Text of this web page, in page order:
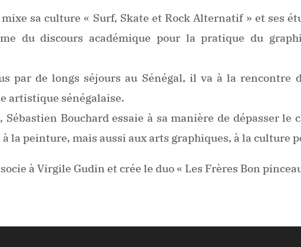
sa culture « Surf, Skate et Rock Alternatif » et ses
du discours académique pour la pratique du
par de longs séjours au Sénégal, il va à la
artistique sénégalaise.
Sébastien Bouchard essaie à sa manière de dépasser
la peinture, mais aussi aux arts graphiques, à la culture
à Virgile Gudin et crée le duo « Les Frères Bon